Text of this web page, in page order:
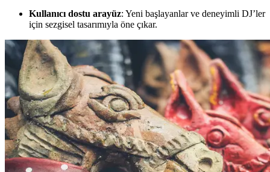
Kullanıcı dostu arayüz: Yeni başlayanlar ve deneyimli DJ’ler
için sezgisel tasarımıyla öne çıkar.